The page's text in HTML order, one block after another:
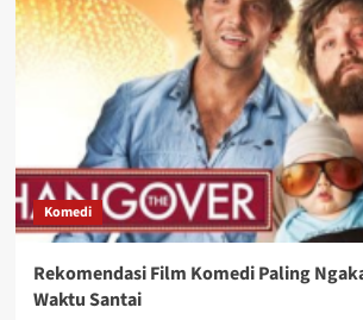
Komedi
Rekomendasi Film Komedi Paling
Waktu Santai